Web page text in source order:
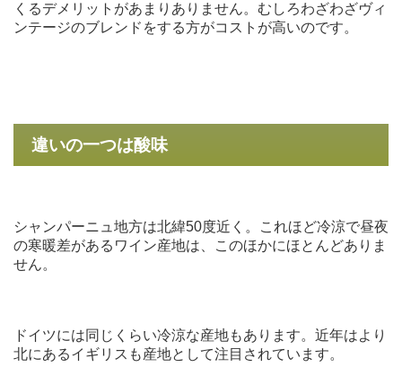
くるデメリットがあまりありません。むしろわざわざヴィ
ンテージのブレンドをする方がコストが高いのです。
違いの一つは酸味
シャンパーニュ地方は北緯50度近く。これほど冷涼で昼夜
の寒暖差があるワイン産地は、このほかにほとんどありま
せん。
ドイツには同じくらい冷涼な産地もあります。近年はより
北にあるイギリスも産地として注目されています。